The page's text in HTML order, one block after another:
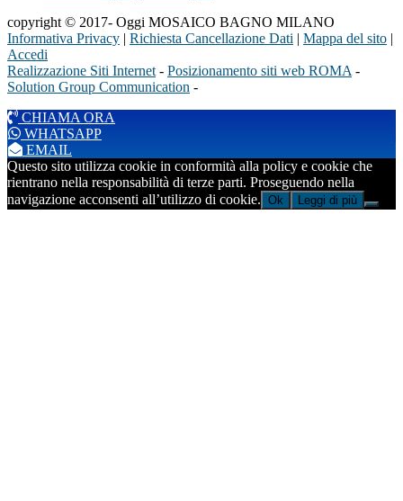
copyright © 2017- Oggi MOSAICO BAGNO MILANO
Informativa Privacy | Richiesta Cancellazione Dati | Mappa del sito |
Accedi
Realizzazione Siti Internet - Posizionamento siti web ROMA -
Solution Group Communication -
CHIAMA ORA
WHATSAPP
EMAIL
Questo sito utilizza cookie in conformità alla policy e cookie che
rientrano nella responsabilità di terze parti. Proseguendo nella
navigazione acconsenti all’utilizzo di cookie. Ok Leggi di più